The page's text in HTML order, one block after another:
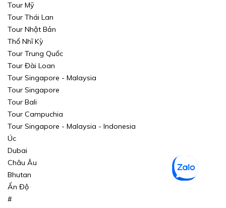
Tour Mỹ
Tour Thái Lan
Tour Nhật Bản
Thổ Nhĩ Kỳ
Tour Trung Quốc
Tour Đài Loan
Tour Singapore - Malaysia
Tour Singapore
Tour Bali
Tour Campuchia
Tour Singapore - Malaysia - Indonesia
Úc
Dubai
Châu Âu
Bhutan
Ấn Độ
#